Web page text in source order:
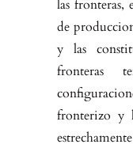
las fronteras,
de
y las
fronteras
fronte­rizo y